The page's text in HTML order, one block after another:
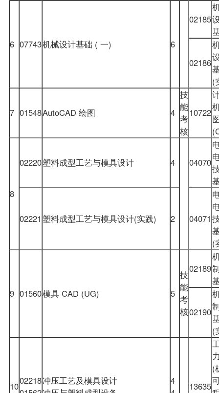
6 07743机械设计基础 ( 一) 6
02185
02186
(
7 01548AutoCAD 绘图 4
技
能
考
核
10722
8
02220塑料成型工艺与模具设计 4 04070
02221 塑料成型工艺与模具设计(实践) 2 04071
(
9 01560模具 CAD (UG) 5
技
能
考
核
02189
02190
(
1002218冲压工艺及模具设计
4
13635
(